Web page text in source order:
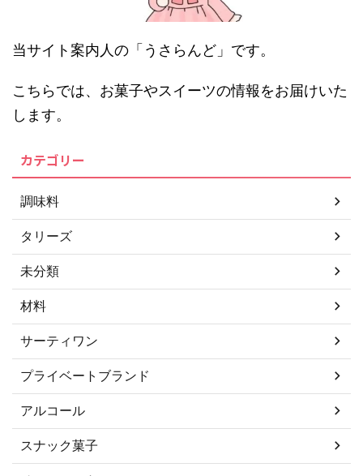
当サイト案内人の「うさらんど」です。
こちらでは、お菓子やスイーツの情報をお届けいた
します。
カテゴリー
調味料
タリーズ
未分類
材料
サーティワン
プライベートブランド
アルコール
スナック菓子